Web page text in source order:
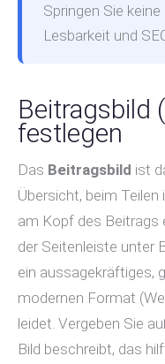
Springen Sie
Lesbarkeit und
Beitragsbild
festlegen
Das Beitragsbild ist
Übersicht, beim
am Kopf des Beitrags
der Seitenleiste unter
ein aussagekräftiges,
modernen Format
leidet. Vergeben Sie
Bild beschreibt, das